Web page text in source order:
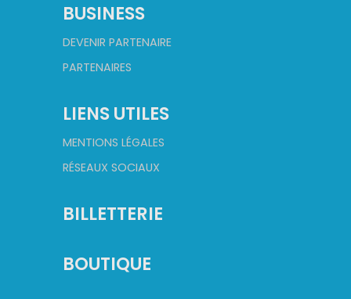
BUSINESS
DEVENIR PARTENAIRE
PARTENAIRES
LIENS UTILES
MENTIONS LÉGALES
RÉSEAUX SOCIAUX
BILLETTERIE
BOUTIQUE